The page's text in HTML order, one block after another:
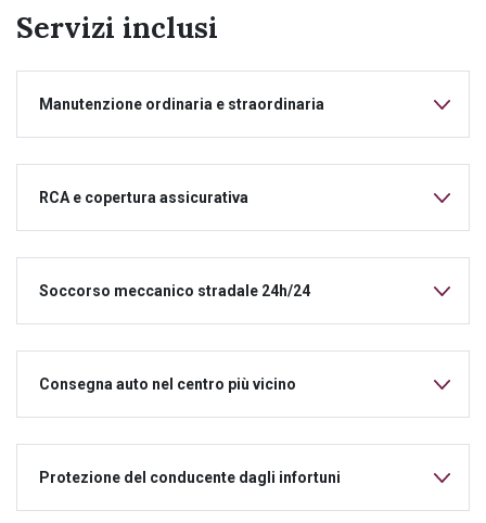
Servizi inclusi
Manutenzione ordinaria e straordinaria
RCA e copertura assicurativa
Soccorso meccanico stradale 24h/24
Consegna auto nel centro più vicino
Protezione del conducente dagli infortuni